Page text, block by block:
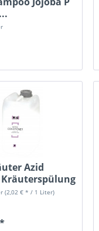
Azid
Kräuterspülung
(2,02 € * / 1 Liter)